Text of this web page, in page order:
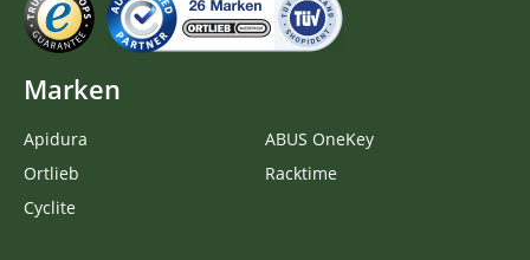
Marken
Apidura
Ortlieb
Cyclite
ABUS OneKey
Racktime